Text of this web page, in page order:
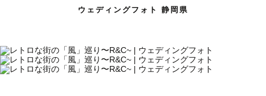
ウェディングフォト 静岡県